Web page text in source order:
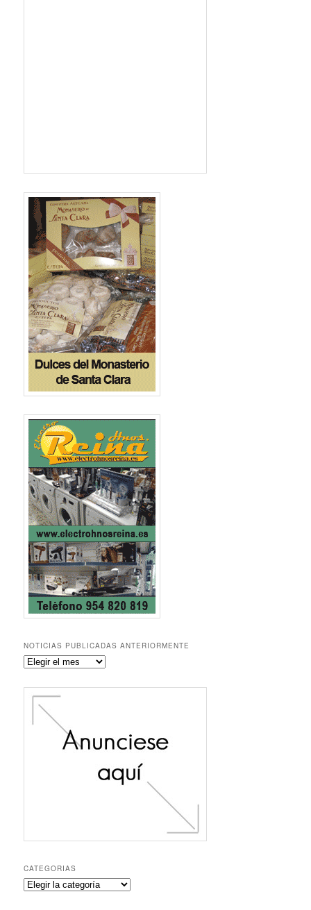
NOTICIAS PUBLICADAS ANTERIORMENTE
Noticias
anteriormente
CATEGORIAS
Categorias